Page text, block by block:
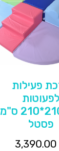
פעילות
לפעוטות
30*210*210 ס"מ
פסטל
3,390.00